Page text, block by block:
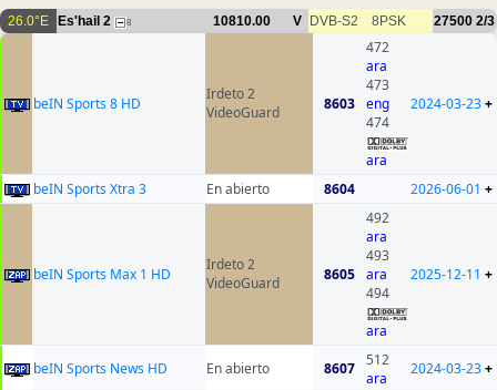
26.0°E Es'hail 2 8 10810.00 V DVB-S2 8PSK 27500 2/3
beIN Sports 8 HD
Irdeto 2
VideoGuard
8603
472
ara
473
eng
474
ara
2024-03-23+
beIN Sports Xtra 3 En abierto 8604 2026-06-01 +
beIN Sports Max 1 HD
Irdeto 2
VideoGuard
8605
492
ara
493
ara
494
ara
2025-12-11 +
beIN Sports News HD En abierto 8607
512
ara
2024-03-23+